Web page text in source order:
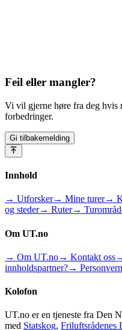
Feil eller mangler?
Vi vil gjerne høre fra deg hvis
forbedringer.
Gi tilbakemelding
Innhold
→ Utforsker→ Mine turer→
og steder→ Ruter→
Om UT.no
→ Om UT.no→ Kontakt oss
innholdspartner?→ Personvern
Kolofon
UT.no er en tjeneste fra Den
med Statskog, Friluftsrådenes